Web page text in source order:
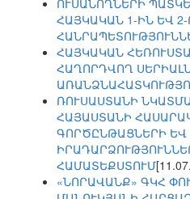
ՈՒՍԱՆՈՂՆԵՐԻ
ՀԱՅԿԱԿԱՆ 1-ԻՆ ԵՎ
ՀԱՅԿԱԿԱՆ
ՀԱՂՈՐԴՎՈՂ
ՌՈՒՍԱՍՏԱՆԻ
ՀԱՅԱՍՏԱՆԻ
ԳՈՐԾԸՆԹԱՑՆԵՐԻ ԵՎ
ՀԱՄԱՏԵՔՍՏՈՒՄ
«ՆՈՐԱՎԱՆՔ» ԳԿՀ